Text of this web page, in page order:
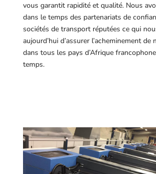
vous garantit rapidité et qualité. Nous
dans le temps des partenariats de
sociétés de transport réputées ce qui
aujourd’hui d’assurer l’acheminement de
dans tous les pays d’Afrique
temps.